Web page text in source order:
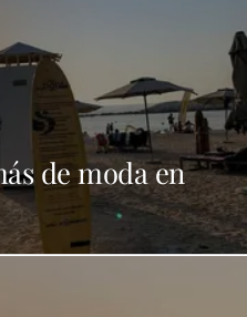
de moda en